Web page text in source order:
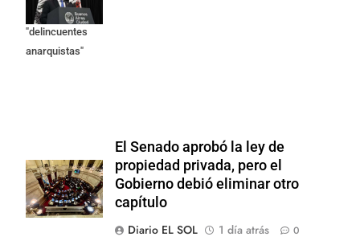
como
"delincuentes
anarquistas"
El Senado aprobó la ley de
propiedad privada, pero el
Gobierno debió eliminar otro
capítulo
Diario EL SOL
1 día atrás 0